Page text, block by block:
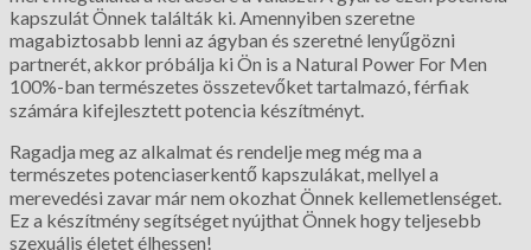
kapszulát Önnek találták ki. Amennyiben szeretne
magabiztosabb lenni az ágyban és szeretné lenyűgözni
partnerét, akkor próbálja ki Ön is a Natural Power For Men
100%-ban természetes összetevőket tartalmazó, férfiak
számára kifejlesztett potencia készítményt.
Ragadja meg az alkalmat és rendelje meg még ma a
természetes potenciaserkentő kapszulákat, mellyel a
merevedési zavar már nem okozhat Önnek kellemetlenséget.
Ez a készítmény segítséget nyújthat Önnek hogy teljesebb
szexuális életet élhessen!